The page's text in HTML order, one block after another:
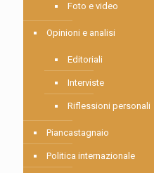
Foto e video
Opinioni e analisi
Editoriali
Interviste
Riflessioni personali
Piancastagnaio
Politica internazionale